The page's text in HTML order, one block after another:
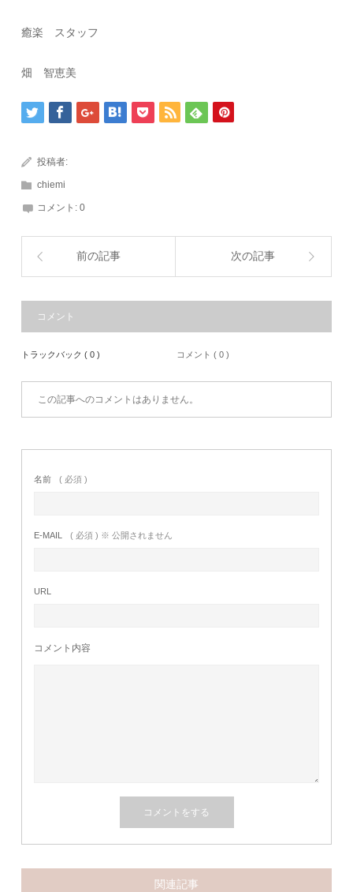
癒楽 スタッフ
畑 智恵美
投稿者:
chiemi
コメント:0
前の記事 次の記事
コメント
トラックバック ( 0 ) コメント ( 0 )
この記事へのコメントはありません。
名前 ( 必須 )
E-MAIL ( 必須 ) ※ 公開されません
URL
コメント内容
関連記事